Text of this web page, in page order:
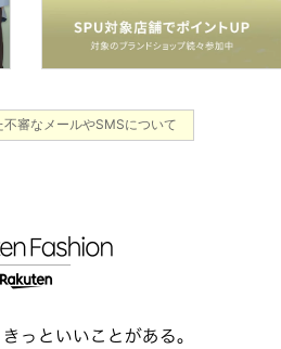
不審なメールやSMSについて